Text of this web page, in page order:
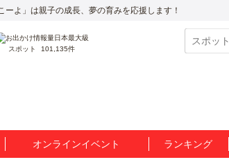
よ」は親子の成長、夢の育みを応援します！
スポット 101,135件
オンラインイベント ランキング